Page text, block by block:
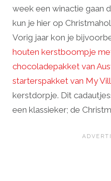
week een winactie gaan
kun je hier op
Vorig jaar kon je
houten kerstboompje
chocoladepakket van
starterspakket van My
kerstdorpje. Dit
een klassieker; de